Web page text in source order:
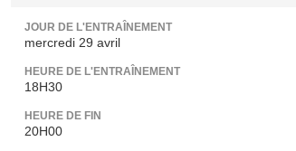
JOUR DE L'ENTRAÎNEMENT
mercredi 29 avril
HEURE DE L'ENTRAÎNEMENT
18H30
HEURE DE FIN
20H00